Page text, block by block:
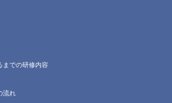
までの研修内容
流れ